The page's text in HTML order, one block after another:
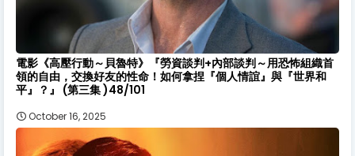
電影《高壓行動～貝魯特》『勞資談判+內部談判～用恐怖組織首
領的自由，交換好友的性命！如何拿捏『個人情誼』與『世界和
平』？』 (第三集 )48/101
October 16, 2025